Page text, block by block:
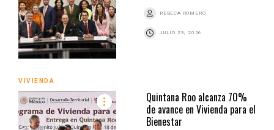
REBECA ROMERO
JULIO 23, 2026
VIVIENDA
Quintana Roo alcanza 70%
de avance en Vivienda para el
Bienestar